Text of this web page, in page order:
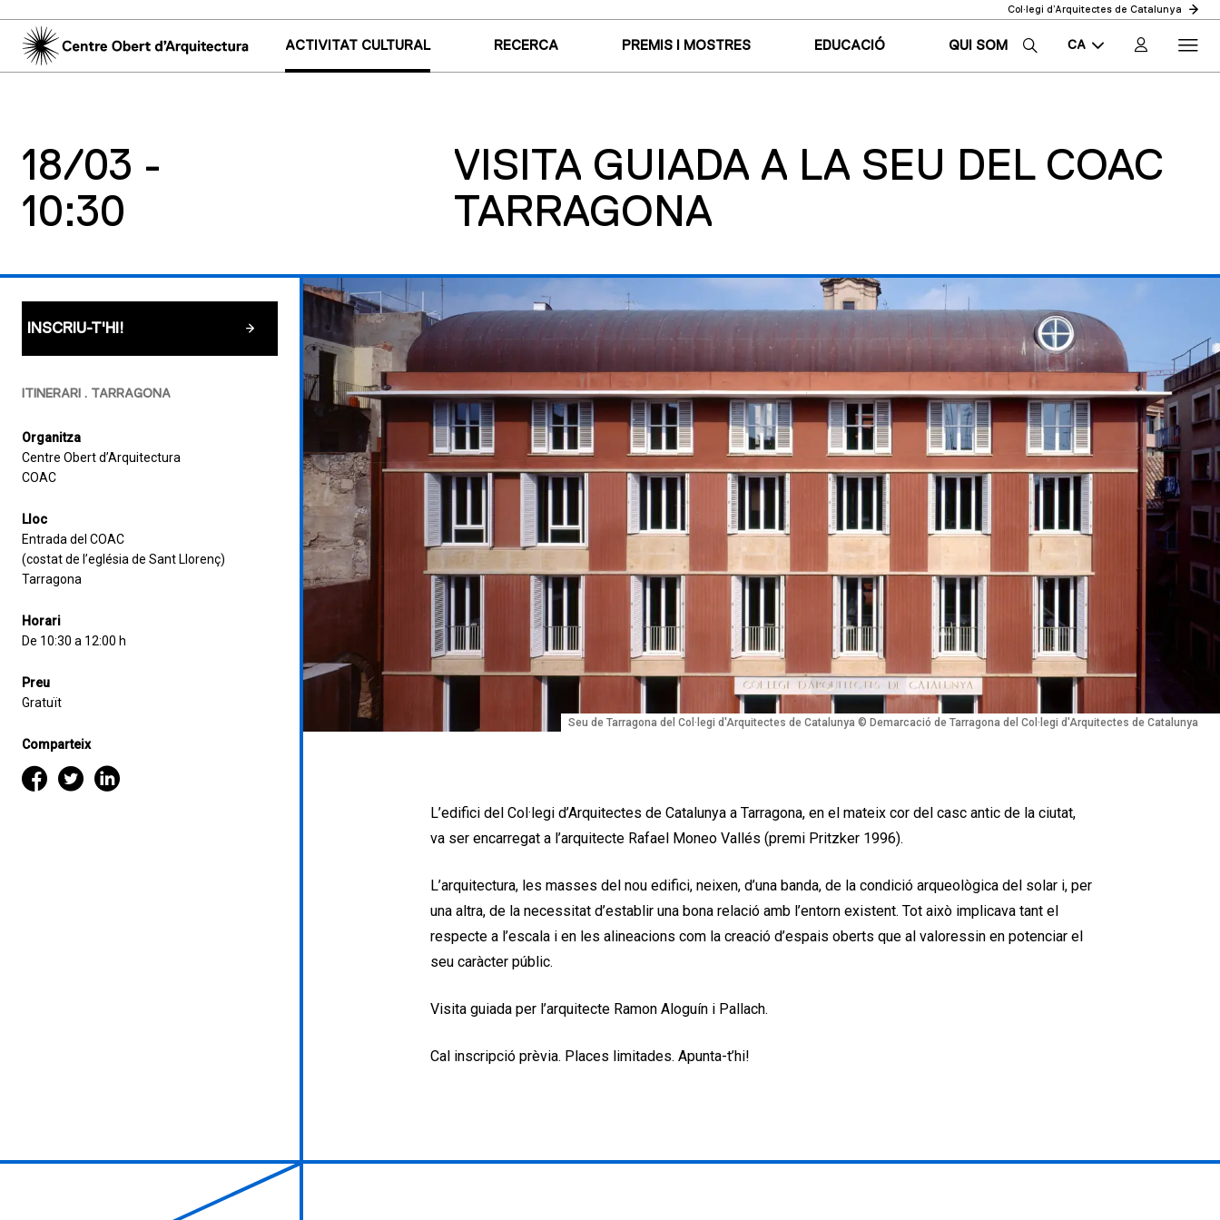
Col·legi d’Arquitectes de Catalunya
ACTIVITAT CULTURAL RECERCA PREMIS I MOSTRES EDUCACIÓ QUI SOM
CA
ES
18/03 -
10:30
VISITA GUIADA A LA SEU DEL COAC
TARRAGONA
INSCRIU-T'HI!
ITINERARI . TARRAGONA
Organitza
Centre Obert d’Arquitectura
COAC
Lloc
Entrada del COAC
(costat de l’eglésia de Sant Llorenç)
Tarragona
Horari
De 10:30 a 12:00 h
Preu
Gratuït
Comparteix
Seu de Tarragona del Col·legi d'Arquitectes de Catalunya © Demarcació de Tarragona del Col·legi d'Arquitectes de Catalunya
L’edifici del Col·legi d’Arquitectes de Catalunya a Tarragona, en el mateix cor del casc antic de la ciutat,
va ser encarregat a l’arquitecte Rafael Moneo Vallés (premi Pritzker 1996).
L’arquitectura, les masses del nou edifici, neixen, d’una banda, de la condició arqueològica del solar i, per
una altra, de la necessitat d’establir una bona relació amb l’entorn existent. Tot això implicava tant el
respecte a l’escala i en les alineacions com la creació d’espais oberts que al valoressin en potenciar el
seu caràcter públic.
Visita guiada per l’arquitecte Ramon Aloguín i Pallach.
Cal inscripció prèvia. Places limitades. Apunta-t’hi!